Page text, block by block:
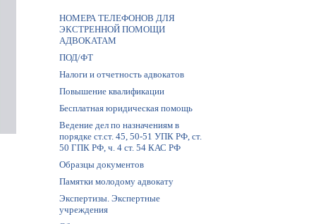
НОМЕРА ТЕЛЕФОНОВ ДЛЯ
ЭКСТРЕННОЙ ПОМОЩИ
АДВОКАТАМ
ПОД/ФТ
Налоги и отчетность адвокатов
Повышение квалификации
Бесплатная юридическая помощь
Ведение дел по назначениям в
порядке ст.ст. 45, 50-51 УПК РФ, ст.
50 ГПК РФ, ч. 4 ст. 54 КАС РФ
Образцы документов
Памятки молодому адвокату
Экспертизы. Экспертные
учреждения